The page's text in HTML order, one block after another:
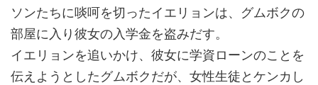
ソンたちに啖呵を切ったイエリョンは、グムボクの
部屋に入り彼女の入学金を盗みだす。
イエリョンを追いかけ、彼女に学資ローンのことを
伝えようとしたグムボクだが、女性生徒とケンカし